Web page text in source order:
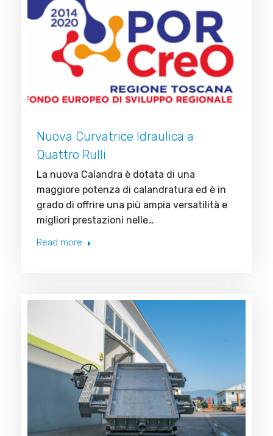
Nuova Curvatrice Idraulica a
Quattro Rulli
La nuova Calandra è dotata di una
maggiore potenza di calandratura ed è in
grado di offrire una più ampia versatilità e
migliori prestazioni nelle…
Read more